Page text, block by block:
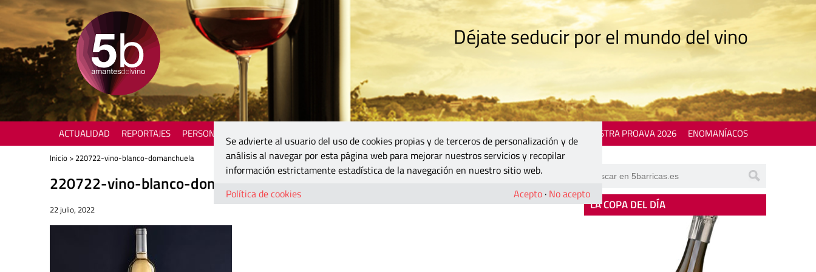
Déjate seducir por el mundo del vino
ACTUALIDAD REPORTAJES PERSONAJES MOSTRA PROAVA 2026 ENOMANÍACOS
Inicio > 220722-vino-blanco-domanchuela
220722-vino-blanco-domanchuela
22 julio, 2022 LA COPA DEL DÍA
Se advierte al usuario del uso de cookies propias y de terceros de personalización y de
análisis al navegar por esta página web para mejorar nuestros servicios y recopilar
información estrictamente estadística de la navegación en nuestro sitio web.
Política de cookies
Acepto · No acepto